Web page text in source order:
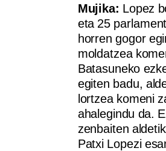
Mujika: Lopez
eta 25
horren gogor
moldatzea
Batasuneko
egiten badu,
lortzea komeni
ahalegindu da.
zenbaiten
Patxi Lopezi